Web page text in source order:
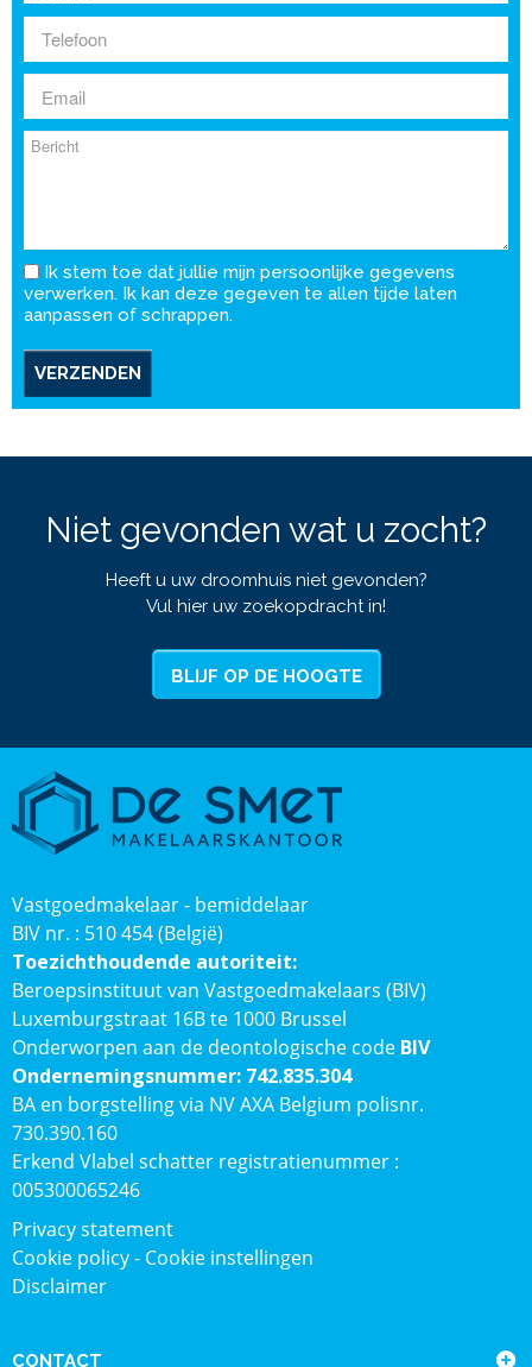
Ik stem toe dat jullie mijn persoonlijke gegevens
verwerken. Ik kan deze gegeven te allen tijde laten
aanpassen of schrappen.
VERZENDEN
Niet gevonden wat u zocht?
Heeft u uw droomhuis niet gevonden?
Vul hier uw zoekopdracht in!
BLIJF OP DE HOOGTE
Vastgoedmakelaar - bemiddelaar
BIV nr. : 510 454 (België)
Toezichthoudende autoriteit:
Beroepsinstituut van Vastgoedmakelaars (BIV)
Luxemburgstraat 16B te 1000 Brussel
Onderworpen aan de deontologische code BIV
Ondernemingsnummer: 742.835.304
BA en borgstelling via NV AXA Belgium polisnr.
730.390.160
Erkend Vlabel schatter registratienummer :
005300065246
Privacy statement
Cookie policy- Cookie instellingen
Disclaimer
CONTACT